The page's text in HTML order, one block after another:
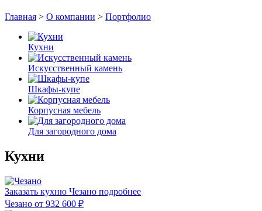
Главная > О компании > Портфолио
Кухни
Искусственный камень
Шкафы-купе
Корпусная мебель
Для загородного дома
Кухни
Заказать кухню Чезано подробнее
Чезано от 932 600 ₽